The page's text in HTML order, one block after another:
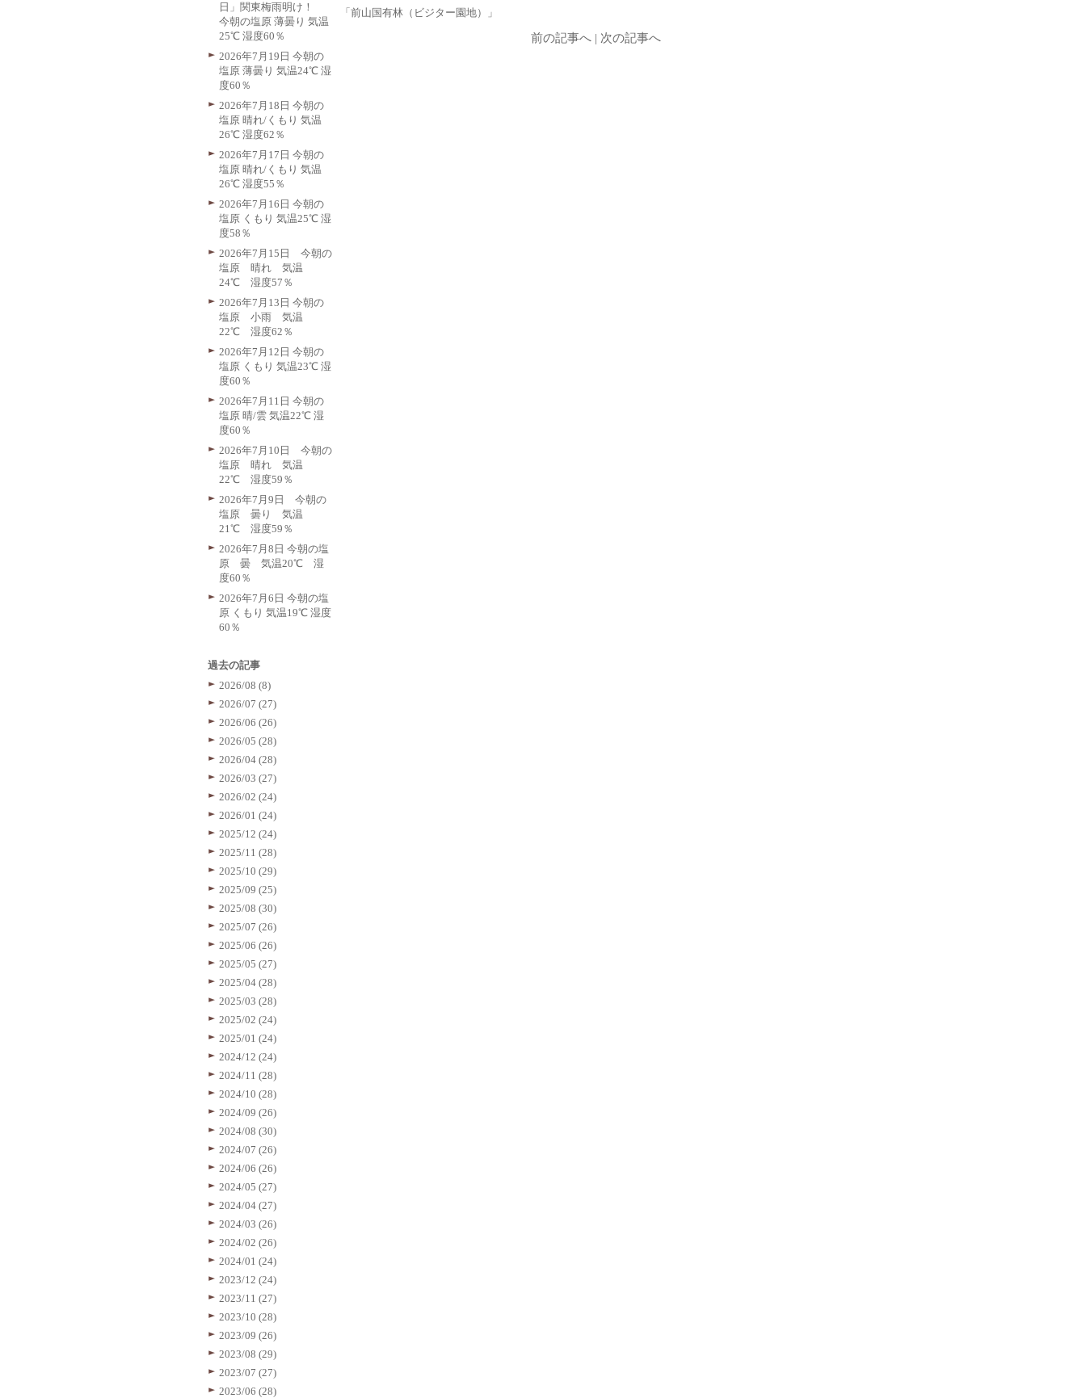
「前山国有林（ビジター園地）」
前の記事へ| 次の記事へ
日」関東梅雨明け！
今朝の塩原 薄曇り 気温
25℃ 湿度60％
2026年7月19日 今朝の
塩原 薄曇り 気温24℃ 湿
度60％
2026年7月18日 今朝の
塩原 晴れ/くもり 気温
26℃ 湿度62％
2026年7月17日 今朝の
塩原 晴れ/くもり 気温
26℃ 湿度55％
2026年7月16日 今朝の
塩原 くもり 気温25℃ 湿
度58％
2026年7月15日 今朝の
塩原 晴れ 気温
24℃ 湿度57％
2026年7月13日 今朝の
塩原 小雨 気温
22℃ 湿度62％
2026年7月12日 今朝の
塩原 くもり 気温23℃ 湿
度60％
2026年7月11日 今朝の
塩原 晴/雲 気温22℃ 湿
度60％
2026年7月10日 今朝の
塩原 晴れ 気温
22℃ 湿度59％
2026年7月9日 今朝の
塩原 曇り 気温
21℃ 湿度59％
2026年7月8日 今朝の塩
原 曇 気温20℃ 湿
度60％
2026年7月6日 今朝の塩
原 くもり 気温19℃ 湿度
60％
過去の記事
2026/08 (8)
2026/07 (27)
2026/06 (26)
2026/05 (28)
2026/04 (28)
2026/03 (27)
2026/02 (24)
2026/01 (24)
2025/12 (24)
2025/11 (28)
2025/10 (29)
2025/09 (25)
2025/08 (30)
2025/07 (26)
2025/06 (26)
2025/05 (27)
2025/04 (28)
2025/03 (28)
2025/02 (24)
2025/01 (24)
2024/12 (24)
2024/11 (28)
2024/10 (28)
2024/09 (26)
2024/08 (30)
2024/07 (26)
2024/06 (26)
2024/05 (27)
2024/04 (27)
2024/03 (26)
2024/02 (26)
2024/01 (24)
2023/12 (24)
2023/11 (27)
2023/10 (28)
2023/09 (26)
2023/08 (29)
2023/07 (27)
2023/06 (28)